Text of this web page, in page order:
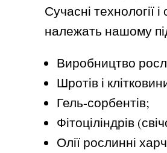
Сучасні
належать нашому
Виробництво
Шротів і
Гель-сорбентів;
Фітоціліндрів
Олії рослинні